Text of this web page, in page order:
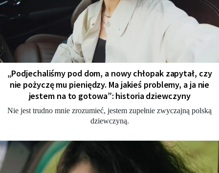
„Podjechaliśmy pod dom, a nowy chłopak zapytał, czy
nie pożyczę mu pieniędzy. Ma jakieś problemy, a ja nie
jestem na to gotowa”: historia dziewczyny
Nie jest trudno mnie zrozumieć, jestem zupełnie zwyczajną polską
dziewczyną.